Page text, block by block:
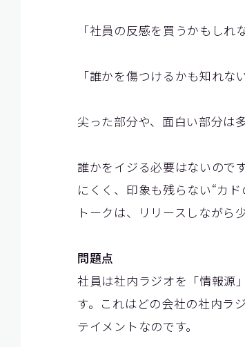
「社員の反感を買うかもしれ
「誰かを傷つけるかも知れない
尖った部分や、面白い部分は
誰かをイジる必要はないので
にくく、印象も残らない“カ
トークは、リリースしながら
問題点
社員は社内ラジオを「情報源
す。これはどの会社の社内ラ
テイメントなのです。